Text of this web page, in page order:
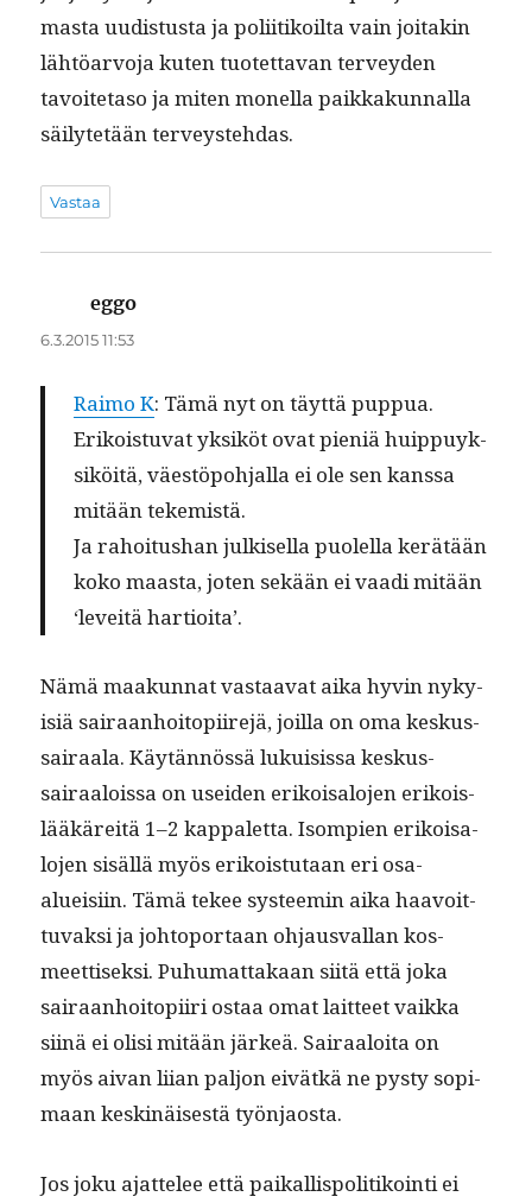
mas­ta uud­is­tus­ta ja poli­itikoil­ta vain joitakin
lähtöar­vo­ja kuten tuotet­ta­van ter­vey­den
tavoite­ta­so ja miten monel­la paikkakun­nal­la
säi­lytetään terveystehdas.
Vastaa
eggo
6.3.2015 11:53
Raimo K: Tämä nyt on täyt­tä puppua.
Erikois­tu­vat yksiköt ovat pieniä huip­puyk­
siköitä, väestöpo­h­jal­la ei ole sen kanssa
mitään tekemistä.
Ja rahoi­tushan julkisel­la puolel­la kerätään
koko maas­ta, joten sekään ei vaa­di mitään
‘lev­eitä hartioita’.
Nämä maakun­nat vas­taa­vat aika hyvin nyky­
isiä sairaan­hoitopi­ire­jä, joil­la on oma keskus­
sairaala. Käytän­nössä lukui­sis­sa keskus­
sairaalois­sa on usei­den erikoisa­lo­jen erikois­
lääkäre­itä 1–2 kap­palet­ta. Isom­pi­en erikoisa­
lo­jen sisäl­lä myös erikois­tu­taan eri osa-
alueisi­in. Tämä tekee sys­teemin aika haavoit­
tuvak­si ja johto­por­taan ohjaus­val­lan kos­
meet­tisek­si. Puhu­mat­takaan siitä että joka
sairaan­hoitopi­iri ostaa omat lait­teet vaik­ka
siinä ei olisi mitään järkeä. Sairaaloi­ta on
myös aivan liian paljon eivätkä ne pysty sopi­
maan keskinäis­es­tä työnjaosta.
Jos joku ajat­telee että paikallispoli­tikoin­ti ei